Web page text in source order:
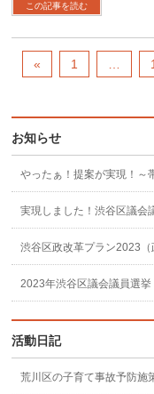
この記事を読む
« 1
お知らせ
やったぁ！提案が実現！～
実現しました！渋谷区議会
渋谷区政改革プラン2023（
2023年渋谷区議会議員選挙
活動日記
荒川区の子育て事故予防施